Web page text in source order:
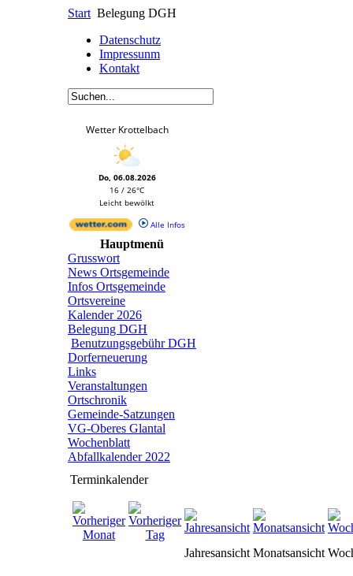
Start Belegung DGH
Datenschutz
Impressunm
Kontakt
Wetter Krottelbach
Do, 06.08.2026
16 / 26°C
Leicht bewölkt
Alle Infos
Hauptmenü
Grusswort
News Ortsgemeinde
Infos Ortsgemeinde
Ortsvereine
Kalender 2026
Belegung DGH
Benutzungsgebühr DGH
Dorferneuerung
Links
Veranstaltungen
Ortschronik
Gemeinde-Satzungen
VG-Oberes Glantal
Wochenblatt
Abfallkalender 2022
Terminkalender
Jahresansicht Monatsansicht